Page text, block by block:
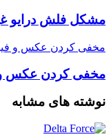
مشکل فلش درایو
مخفی کردن عکس و
مخفی کردن عکس و
نوشته های مشابه